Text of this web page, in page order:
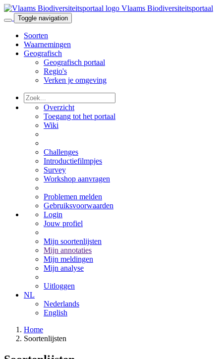
Vlaams Biodiversiteitsportaal
Toggle navigation
Soorten
Waarnemingen
Geografisch
Geografisch portaal
Regio's
Verken je omgeving
Overzicht
Toegang tot het portaal
Wiki
Challenges
Introductiefilmpjes
Survey
Workshop aanvragen
Problemen melden
Gebruiksvoorwaarden
Login
Jouw profiel
Mijn soortenlijsten
Mijn annotaties
Mijn meldingen
Mijn analyse
Uitloggen
NL
Nederlands
English
Home
Soortenlijsten